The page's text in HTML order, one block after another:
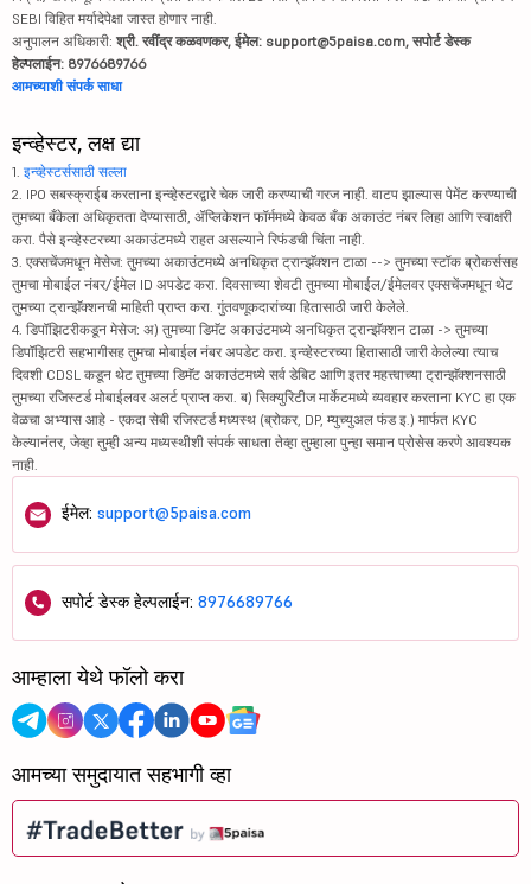
SEBI विहित मर्यादेपेक्षा जास्त होणार नाही.
अनुपालन अधिकारी: श्री. रवींद्र कळवणकर, ईमेल: support@5paisa.com, सपोर्ट डेस्क
हेल्पलाईन: 8976689766
आमच्याशी संपर्क साधा
इन्व्हेस्टर, लक्ष द्या
1. इन्व्हेस्टर्ससाठी सल्ला
2. IPO सबस्क्राईब करताना इन्व्हेस्टरद्वारे चेक जारी करण्याची गरज नाही. वाटप झाल्यास पेमेंट करण्याची
तुमच्या बँकेला अधिकृतता देण्यासाठी, ॲप्लिकेशन फॉर्ममध्ये केवळ बँक अकाउंट नंबर लिहा आणि स्वाक्षरी
करा. पैसे इन्व्हेस्टरच्या अकाउंटमध्ये राहत असल्याने रिफंडची चिंता नाही.
3. एक्सचेंजमधून मेसेज: तुमच्या अकाउंटमध्ये अनधिकृत ट्रान्झॅक्शन टाळा --> तुमच्या स्टॉक ब्रोकर्ससह
तुमचा मोबाईल नंबर/ईमेल ID अपडेट करा. दिवसाच्या शेवटी तुमच्या मोबाईल/ईमेलवर एक्सचेंजमधून थेट
तुमच्या ट्रान्झॅक्शनची माहिती प्राप्त करा. गुंतवणूकदारांच्या हितासाठी जारी केलेले.
4. डिपॉझिटरीकडून मेसेज: अ) तुमच्या डिमॅट अकाउंटमध्ये अनधिकृत ट्रान्झॅक्शन टाळा -> तुमच्या
डिपॉझिटरी सहभागीसह तुमचा मोबाईल नंबर अपडेट करा. इन्व्हेस्टरच्या हितासाठी जारी केलेल्या त्याच
दिवशी CDSL कडून थेट तुमच्या डिमॅट अकाउंटमध्ये सर्व डेबिट आणि इतर महत्त्वाच्या ट्रान्झॅक्शनसाठी
तुमच्या रजिस्टर्ड मोबाईलवर अलर्ट प्राप्त करा. ब) सिक्युरिटीज मार्केटमध्ये व्यवहार करताना KYC हा एक
वेळचा अभ्यास आहे - एकदा सेबी रजिस्टर्ड मध्यस्थ (ब्रोकर, DP, म्युच्युअल फंड इ.) मार्फत KYC
केल्यानंतर, जेव्हा तुम्ही अन्य मध्यस्थीशी संपर्क साधता तेव्हा तुम्हाला पुन्हा समान प्रोसेस करणे आवश्यक
नाही.
ईमेल: support@5paisa.com
सपोर्ट डेस्क हेल्पलाईन: 8976689766
आम्हाला येथे फॉलो करा
आमच्या समुदायात सहभागी व्हा